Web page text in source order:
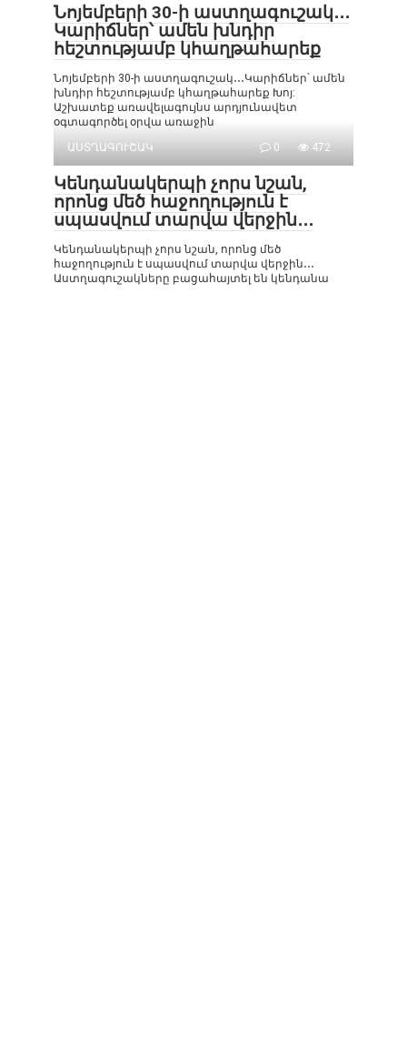
Նոյեմբերի 30-ի աստղագուշակ․․․
Կարիճներ՝ ամեն խնդիր
հեշտությամբ կհաղթահարեք
Նոյեմբերի 30-ի աստղագուշակ․․․Կարիճներ՝ ամեն
խնդիր հեշտությամբ կհաղթահարեք Խոյ:
Աշխատեք առավելագույնս արդյունավետ
օգտագործել օրվա առաջին
ԱՍՏՂԱԳՈՒՇԱԿ
0 472
Կենդանակերպի չորս նշան,
որոնց մեծ հաջողություն է
սպասվում տարվա վերջին․․․
Կենդանակերպի չորս նշան, որոնց մեծ
հաջողություն է սպասվում տարվա վերջին․․․
Աստղագուշակները բացահայտել են կենդանա